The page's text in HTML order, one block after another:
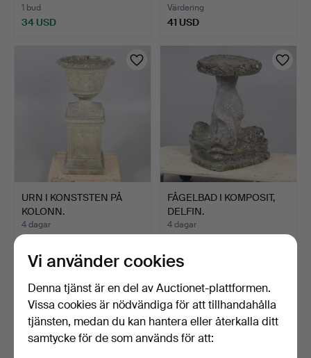
1 bud
34 USD
Värdering
41 USD
URN I KONSTSTEN PÅ
KOLONN.
4 dagar
54 USD
FÅGELBAD I KOMPOSIT,
DELFIN.
4 dagar
41 USD
Vi använder cookies
Denna tjänst är en del av Auctionet-plattformen.
Vissa cookies är nödvändiga för att tillhandahålla
tjänsten, medan du kan hantera eller återkalla ditt
samtycke för de som används för att: